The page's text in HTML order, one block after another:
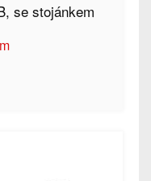
se stojánkem